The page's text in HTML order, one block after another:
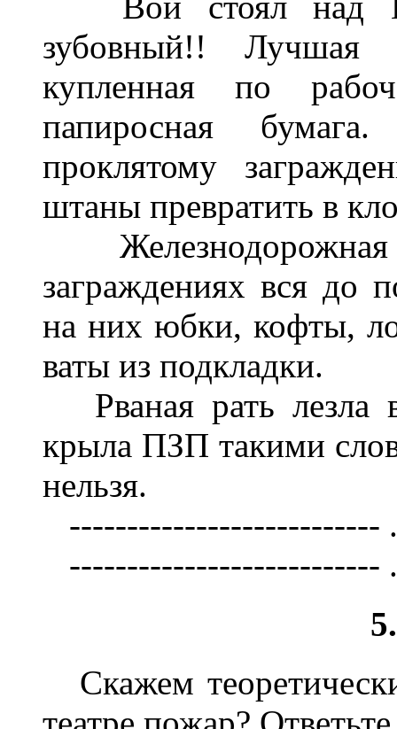
зубовный!! Лучшая
купленная по
папиросная
проклятому
штаны превратить в
Железнодорожная
заграждениях вся до
на них юбки, кофты,
ваты из подкладки.
Рваная рать лезла
крыла ПЗП такими
нельзя.
---------------------------
---------------------------
Скажем